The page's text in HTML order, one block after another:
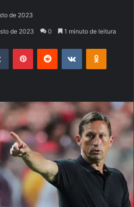
de 2023
de 2023 0 1 minuto de leitura
Tumblr PinterestReddit VK OK